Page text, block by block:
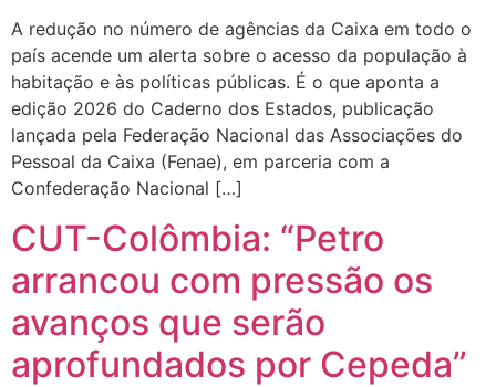
A redução no número de agências da Caixa em todo o
país acende um alerta sobre o acesso da população à
habitação e às políticas públicas. É o que aponta a
edição 2026 do Caderno dos Estados, publicação
lançada pela Federação Nacional das Associações do
Pessoal da Caixa (Fenae), em parceria com a
Confederação Nacional […]
CUT-Colômbia: “Petro
arrancou com pressão os
avanços que serão
aprofundados por Cepeda”